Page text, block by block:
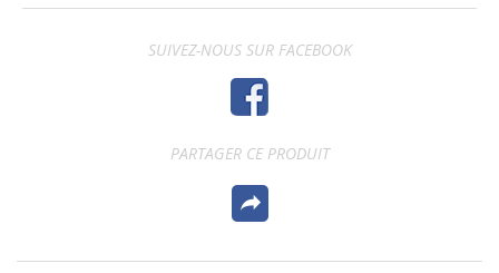
SUIVEZ-NOUS SUR FACEBOOK
PARTAGER CE PRODUIT